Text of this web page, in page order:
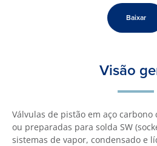
Baixar
Visão
Válvulas de pistão em aço carbono
ou preparadas para solda SW
sistemas de vapor, condensado e